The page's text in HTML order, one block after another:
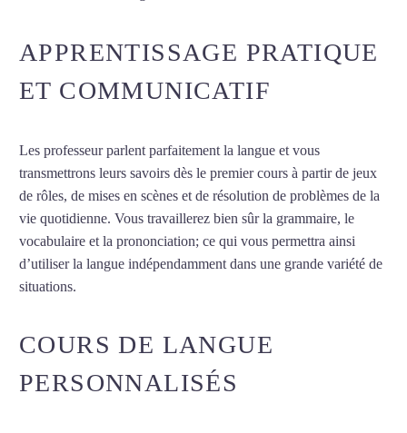
APPRENTISSAGE PRATIQUE
ET COMMUNICATIF
Les professeur parlent parfaitement la langue et vous
transmettrons leurs savoirs dès le premier cours à partir de jeux
de rôles, de mises en scènes et de résolution de problèmes de la
vie quotidienne. Vous travaillerez bien sûr la grammaire, le
vocabulaire et la prononciation; ce qui vous permettra ainsi
d’utiliser la langue indépendamment dans une grande variété de
situations.
COURS DE LANGUE
PERSONNALISÉS